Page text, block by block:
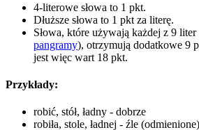
4-literowe słowa to 1 pkt.
Dłuższe słowa to 1 pkt za literę.
Słowa, które używają każdej z 9
pangramy), otrzymują dodatkowe 9
jest więc wart 18 pkt.
Przykłady:
robić, stół, ładny - dobrze
robiła, stole, ładnej - źle (odmienione)